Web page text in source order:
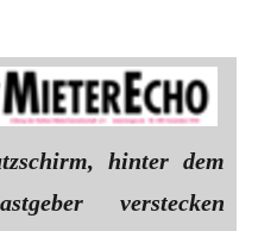
hinter dem
verstecken